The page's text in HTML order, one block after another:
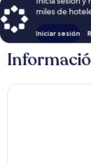
miles de
Iniciar sesión